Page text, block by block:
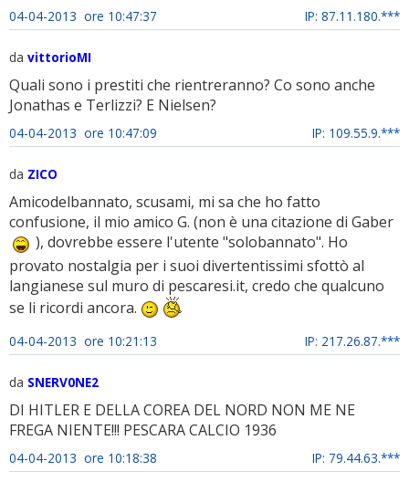
04-04-2013 ore 10:47:37 IP: 87.11.180.***
da vittorioMI
Quali sono i prestiti che rientreranno? Co sono anche
Jonathas e Terlizzi? E Nielsen?
04-04-2013 ore 10:47:09 IP: 109.55.9.***
da ZICO
Amicodelbannato, scusami, mi sa che ho fatto
confusione, il mio amico G. (non è una citazione di Gaber
), dovrebbe essere l'utente "solobannato". Ho
provato nostalgia per i suoi divertentissimi sfottò al
langianese sul muro di pescaresi.it, credo che qualcuno
se li ricordi ancora.
04-04-2013 ore 10:21:13 IP: 217.26.87.***
da SNERV0NE2
DI HITLER E DELLA COREA DEL NORD NON ME NE
FREGA NIENTE!!! PESCARA CALCIO 1936
04-04-2013 ore 10:18:38 IP: 79.44.63.***